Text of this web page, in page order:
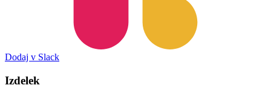
Dodaj v Slack
Izdelek